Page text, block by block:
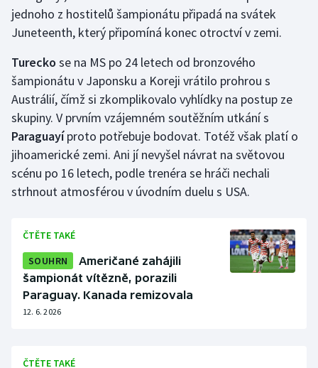
Stolní tenis
Veslování
Vodní slalom
Volejbal
Ostatní
jednoho z hostitelů šampionátu připadá na svátek
Juneteenth, který připomíná konec otroctví v zemi.
Turecko se na MS po 24 letech od bronzového
šampionátu v Japonsku a Koreji vrátilo prohrou s
Austrálií, čímž si zkomplikovalo vyhlídky na postup ze
skupiny. V prvním vzájemném soutěžním utkání s
Paraguayíproto potřebuje bodovat. Totéž však platí o
jihoamerické zemi. Ani jí nevyšel návrat na světovou
scénu po 16 letech, podle trenéra se hráči nechali
strhnout atmosférou v úvodním duelu s USA.
ČTĚTE TAKÉ
SOUHRN
Američané zahájili
šampionát vítězně, porazili
Paraguay. Kanada remizovala
12. 6. 2026
ČTĚTE TAKÉ